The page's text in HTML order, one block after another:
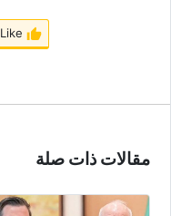
Like
مقالات ذات صلة